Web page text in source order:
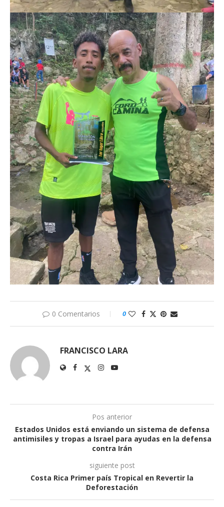
0 Comentarios 0
FRANCISCO LARA
Pos anterior
Estados Unidos está enviando un sistema de defensa
antimisiles y tropas a Israel para ayudas en la defensa
contra Irán
siguiente post
Costa Rica Primer país Tropical en Revertir la
Deforestación